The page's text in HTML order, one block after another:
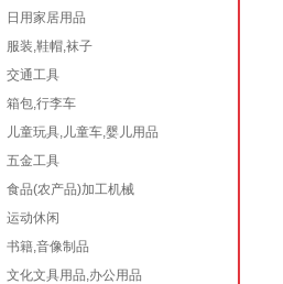
日用家居用品
服装,鞋帽,袜子
交通工具
箱包,行李车
儿童玩具,儿童车,婴儿用品
五金工具
食品(农产品)加工机械
运动休闲
书籍,音像制品
文化文具用品,办公用品